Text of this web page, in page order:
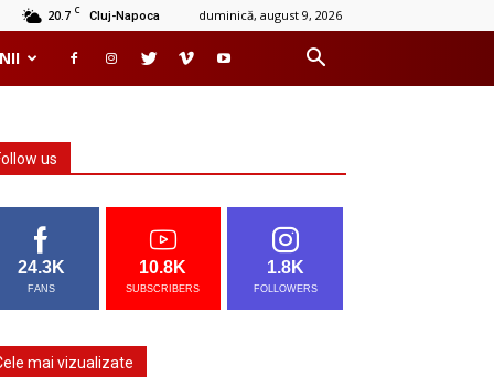
20.7 C Cluj-Napoca duminică, august 9, 2026
us
24.3K
FANS
10.8K
SUBSCRIBERS
1.8K
FOLLOWERS
mai vizualizate